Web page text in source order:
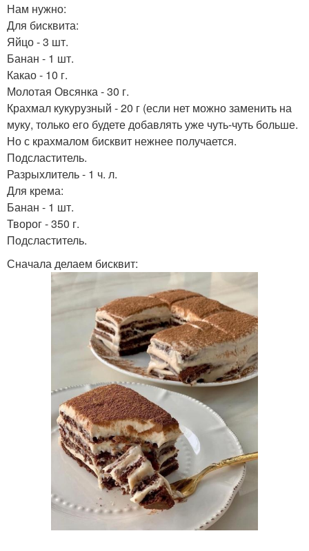
Нам нужно:
Для бисквита:
Яйцо - 3 шт.
Банан - 1 шт.
Какао - 10 г.
Молотая Овсянка - 30 г.
Крахмал кукурузный - 20 г (если нет можно заменить на
муку, только его будете добавлять уже чуть-чуть больше.
Но с крахмалом бисквит нежнее получается.
Подсластитель.
Разрыхлитель - 1 ч. л.
Для крема:
Банан - 1 шт.
Творог - 350 г.
Подсластитель.
Сначала делаем бисквит: